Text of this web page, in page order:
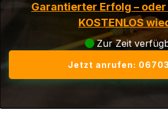
Garantierter Erfolg –
KOSTENLOS
Zur Zeit
Jetzt anrufen: